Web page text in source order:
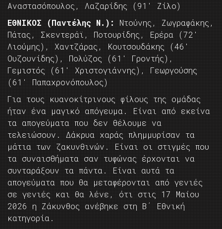
Αναστασόπουλος, Λαζαρίδης (91′ Ζίλο)
ΕΘΝΙΚΟΣ (Παντέλης Ν.):
Ντούνης, Ζωγραφάκης,
Πάτας, Σκεντεράϊ, Ποτουρίδης, Ερέρα (72′
Λιούμης), Χαντζάρας, Κουτσουδάκης (46′
Ουζουνίδης), Πολύζος (61′ Γροντής),
Γεμιστός (61′ Χριστογιάννης), Γεωργούσης
(61′ Παπαχρονόπουλος)
Για τους κυανοκίτρινους φίλους της ομάδας
ήταν ένα μαγικό απόγευμα. Είναι από εκείνα
τα απογεύματα που δεν θέλουμε να
τελειώσουν. Δάκρυα χαράς πλημμυρίσαν τα
μάτια των ζακυνθινών. Είναι οι στιγμές που
τα συναισθήματα σαν τυφώνας έρχονται να
συνταράξουν τα πάντα. Είναι αυτά τα
απογεύματα που θα μεταφέρονται από γενιές
σε γενιές και θα λένε, ότι στις 17 Μαίου
2026 η Ζάκυνθος ανέβηκε στη Β΄ Εθνική
κατηγορία.